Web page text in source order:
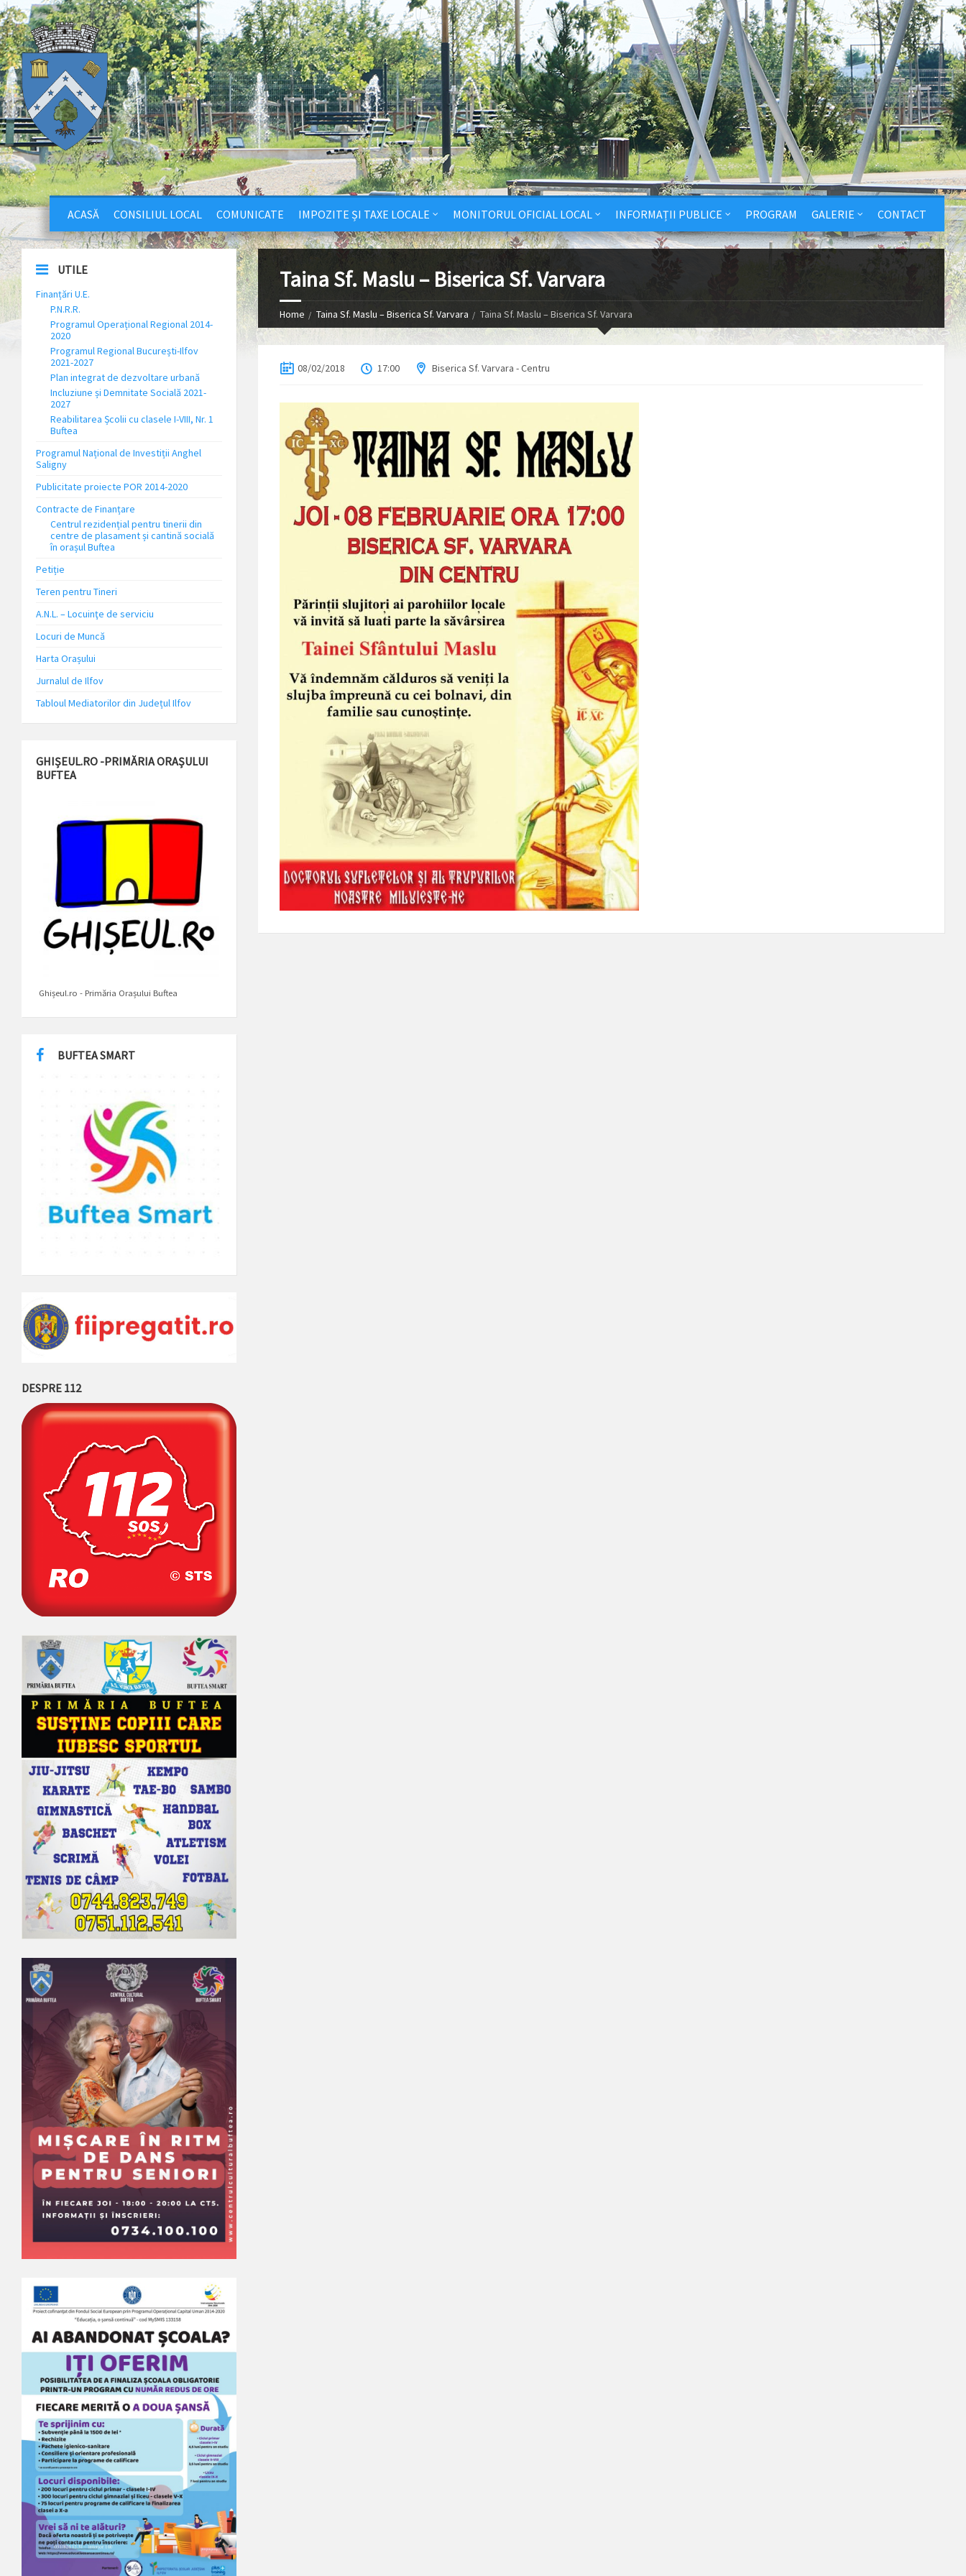
ACASĂ CONSILIUL LOCAL COMUNICATE IMPOZITE ȘI TAXE LOCALE MONITORUL OFICIAL LOCAL INFORMAȚII PUBLICE PROGRAM GALERIE CONTACT
Taina Sf. Maslu – Biserica Sf. Varvara
Home Taina Sf. Maslu – Biserica Sf. Varvara Taina Sf. Maslu – Biserica Sf. Varvara
08/02/2018 17:00 Biserica Sf. Varvara - Centru
UTILE
Finanțări U.E.
P.N.R.R.
Programul Operațional Regional 2014-
2020
Programul Regional București-Ilfov
2021-2027
Plan integrat de dezvoltare urbană
Incluziune și Demnitate Socială 2021-
2027
Reabilitarea Școlii cu clasele I-VIII, Nr. 1
Buftea
Programul Național de Investiții Anghel
Saligny
Publicitate proiecte POR 2014-2020
Contracte de Finanțare
Centrul rezidențial pentru tinerii din
centre de plasament și cantină socială
în orașul Buftea
Petiție
Teren pentru Tineri
A.N.L. – Locuinţe de serviciu
Locuri de Muncă
Harta Orașului
Jurnalul de Ilfov
Tabloul Mediatorilor din Județul Ilfov
GHIȘEUL.RO -PRIMĂRIA ORAȘULUI
BUFTEA
Ghișeul.ro - Primăria Orașului Buftea
BUFTEA SMART
DESPRE 112